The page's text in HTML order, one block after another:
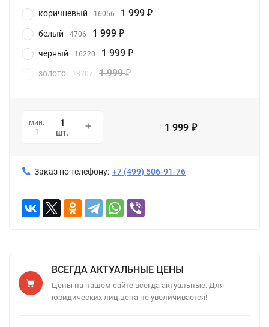
коричневый 16056 1 999 ₽
белый 4706 1 999 ₽
черный 16220 1 999 ₽
золото 13707 1 999₽
мин.
1
шт. 1 999 ₽
Заказ по телефону: +7 (499) 506-91-76
ВСЕГДА АКТУАЛЬНЫЕ ЦЕНЫ
Цены на нашем сайте всегда актуальные. Для
юридических лиц цена не увеличивается!